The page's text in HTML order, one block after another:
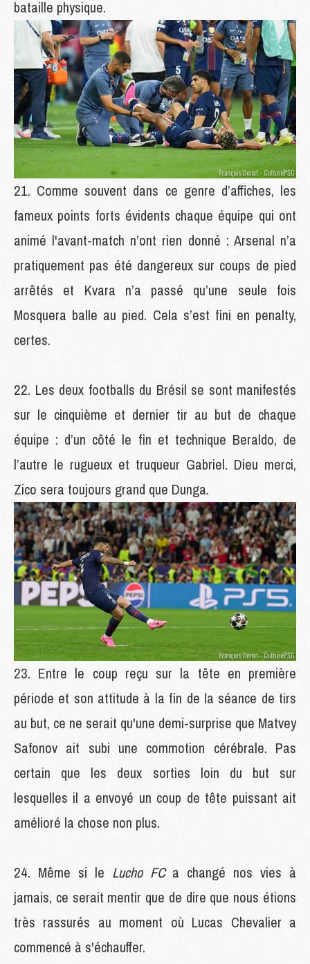
bataille physique.
Comme souvent dans ce genre d’affiches, les
fameux points forts évidents chaque équipe qui ont
animé l'avant-match n’ont rien donné : Arsenal n’a
pratiquement pas été dangereux sur coups de pied
arrêtés et Kvara n’a passé qu’une seule fois
Mosquera balle au pied. Cela s’est fini en penalty,
certes.
Les deux footballs du Brésil se sont manifestés
sur le cinquième et dernier tir au but de chaque
équipe : d’un côté le fin et technique Beraldo, de
l’autre le rugueux et truqueur Gabriel. Dieu merci,
Zico sera toujours grand que Dunga.
Entre le coup reçu sur la tête en première
période et son attitude à la fin de la séance de tirs
au but, ce ne serait qu'une demi-surprise que Matvey
Safonov ait subi une commotion cérébrale. Pas
certain que les deux sorties loin du but sur
lesquelles il a envoyé un coup de tête puissant ait
amélioré la chose non plus.
Même si le Lucho FC a changé nos vies à
jamais, ce serait mentir que de dire que nous étions
très rassurés au moment où Lucas Chevalier a
commencé à s'échauffer.